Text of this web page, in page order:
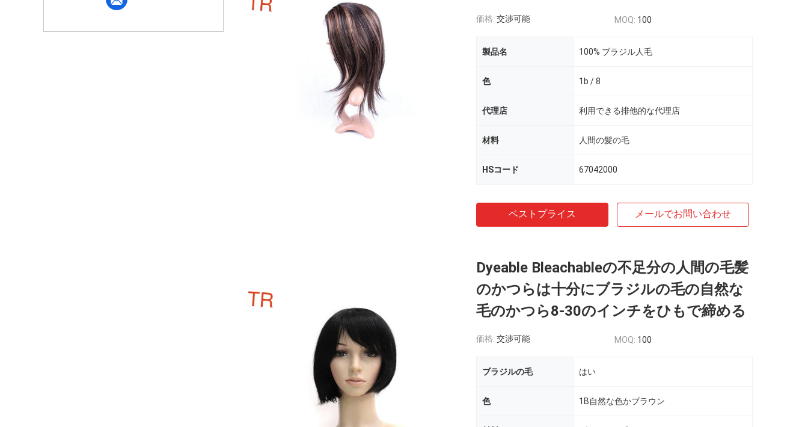
価格: 交渉可能 MOQ: 100
製品名 100% ブラジル人毛
色 1b / 8
代理店 利用できる排他的な代理店
材料 人間の髪の毛
HSコード 67042000
ベストプライス メールでお問い合わせ
Dyeable Bleachableの不足分の人間の毛髪
のかつらは十分にブラジルの毛の自然な
毛のかつら8-30のインチをひもで締める
価格: 交渉可能 MOQ: 100
ブラジルの毛 はい
色 1B自然な色かブラウン